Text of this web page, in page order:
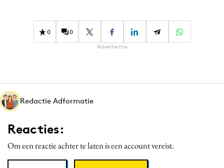
Effectiviteit
Gedragsverandering
Martech
Media
PR
Programmatic
Purpose Marketing
0 0
Advertentie
Redactie Adformatie
Reacties:
Om een reactie achter te laten is een account vereist.